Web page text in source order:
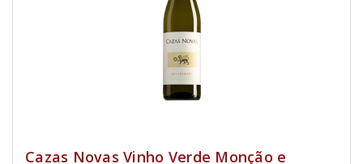
Cazas Novas Vinho Verde Monção e